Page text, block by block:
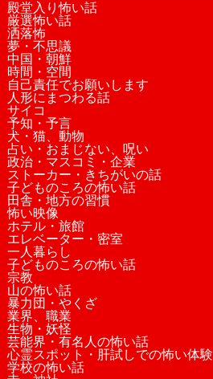
殿堂入り怖い話
厳選怖い話
洒落怖
夢・不思議
中国・朝鮮
時間・空間
自己責任でお願いします
人形にまつわる話
サイコ
予知・予言
犬・猫、動物
占い・おまじない、呪い
政治・マスコミ・企業
ストーカー・きちがいの話
子どものころの怖い話
田舎・地方の習慣
怖い映像
ホテル・旅館
エレベーター・密室
一人暮らし
子どものころの怖い話
宗教
山の怖い話
暴力団・やくざ
業界、職業
生物・妖怪
芸能界・有名人の怖い話
心霊スポット・肝試しでの怖い体験
学校の怖い話